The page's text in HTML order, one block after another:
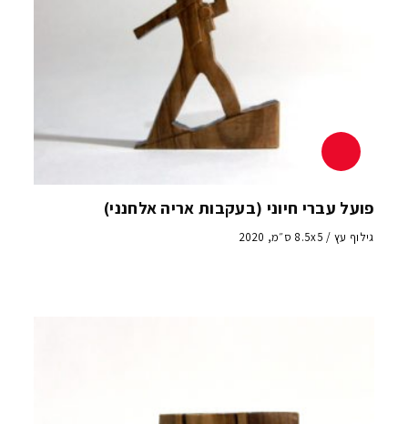
פועל עברי חיוני (בעקבות אריה אלחנני)
גילוף עץ / 8.5x5 ס״מ, 2020